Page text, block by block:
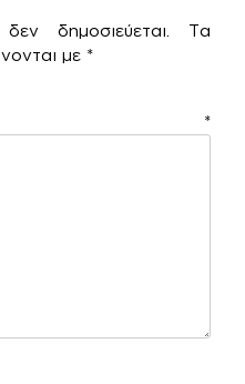
δημοσιεύεται.
Τα
με *
*